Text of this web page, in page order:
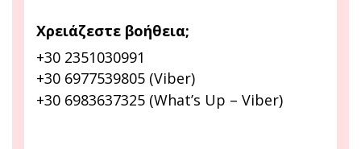
Χρειάζεστε βοήθεια;
+30 2351030991
+30 6977539805 (Viber)
+30 6983637325 (What’s Up – Viber)